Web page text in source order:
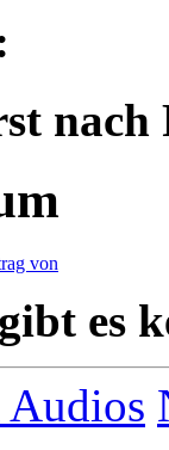
von
es